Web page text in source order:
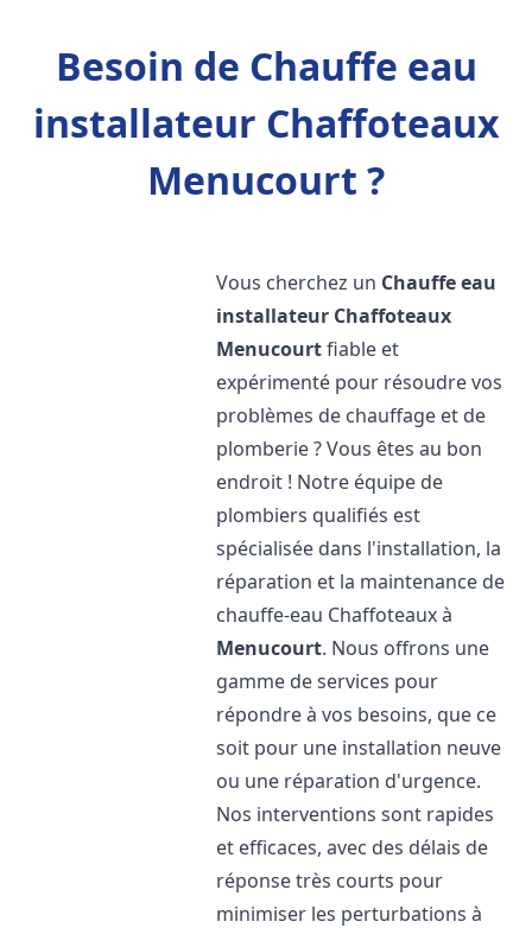
Besoin de Chauffe eau
installateur Chaffoteaux
Menucourt ?
Vous cherchez un Chauffe eau
installateur Chaffoteaux
Menucourtfiable et
expérimenté pour résoudre vos
problèmes de chauffage et de
plomberie ? Vous êtes au bon
endroit ! Notre équipe de
plombiers qualifiés est
spécialisée dans l'installation, la
réparation et la maintenance de
chauffe-eau Chaffoteaux à
Menucourt. Nous offrons une
gamme de services pour
répondre à vos besoins, que ce
soit pour une installation neuve
ou une réparation d'urgence.
Nos interventions sont rapides
et efficaces, avec des délais de
réponse très courts pour
minimiser les perturbations à